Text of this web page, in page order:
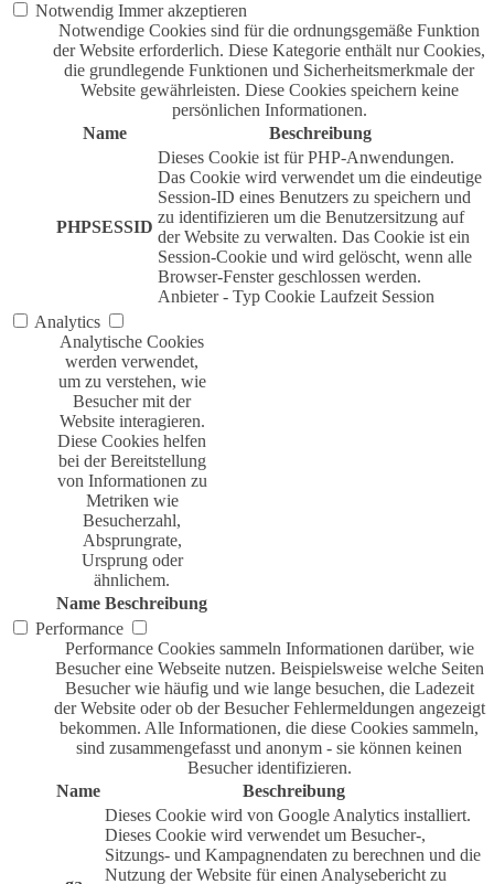
Notwendig Immer akzeptieren
Notwendige Cookies sind für die ordnungsgemäße Funktion
der Website erforderlich. Diese Kategorie enthält nur Cookies,
die grundlegende Funktionen und Sicherheitsmerkmale der
Website gewährleisten. Diese Cookies speichern keine
persönlichen Informationen.
Name
Beschreibung
PHPSESSID
Dieses Cookie ist für PHP-Anwendungen.
Das Cookie wird verwendet um die eindeutige
Session-ID eines Benutzers zu speichern und
zu identifizieren um die Benutzersitzung auf
der Website zu verwalten. Das Cookie ist ein
Session-Cookie und wird gelöscht, wenn alle
Browser-Fenster geschlossen werden.
Anbieter - Typ Cookie Laufzeit Session
Analytics
Analytische Cookies
werden verwendet,
um zu verstehen, wie
Besucher mit der
Website interagieren.
Diese Cookies helfen
bei der Bereitstellung
von Informationen zu
Metriken wie
Besucherzahl,
Absprungrate,
Ursprung oder
ähnlichem.
Name Beschreibung
Performance
Performance Cookies sammeln Informationen darüber, wie
Besucher eine Webseite nutzen. Beispielsweise welche Seiten
Besucher wie häufig und wie lange besuchen, die Ladezeit
der Website oder ob der Besucher Fehlermeldungen angezeigt
bekommen. Alle Informationen, die diese Cookies sammeln,
sind zusammengefasst und anonym - sie können keinen
Besucher identifizieren.
Name
Beschreibung
Dieses Cookie wird von Google Analytics installiert.
Dieses Cookie wird verwendet um Besucher-,
Sitzungs- und Kampagnendaten zu berechnen und die
Nutzung der Website für einen Analysebericht zu